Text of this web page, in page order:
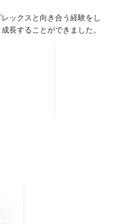
ックスと向き合う経験をし
長することができました。